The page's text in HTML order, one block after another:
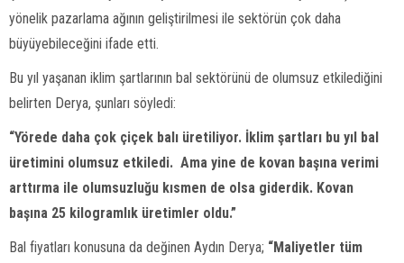
yönelik pazarlama ağının geliştirilmesi ile sektörün çok daha
büyüyebileceğini ifade etti.
Bu yıl yaşanan iklim şartlarının bal sektörünü de olumsuz etkilediğini
belirten Derya, şunları söyledi:
“Yörede daha çok çiçek balı üretiliyor. İklim şartları bu yıl bal
üretimini olumsuz etkiledi. Ama yine de kovan başına verimi
arttırma ile olumsuzluğu kısmen de olsa giderdik. Kovan
başına 25 kilogramlık üretimler oldu.”
Bal fiyatları konusuna da değinen Aydın Derya; “Maliyetler tüm